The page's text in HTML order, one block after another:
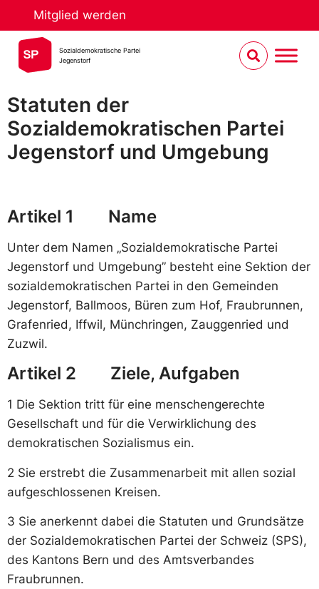
Mitglied werden
Sozialdemokratische Partei
Jegenstorf
Statuten der
Sozialdemokratischen Partei
Jegenstorf und Umgebung
Artikel 1 Name
Unter dem Namen „Sozialdemokratische Partei
Jegenstorf und Umgebung” besteht eine Sektion der
sozialdemokratischen Partei in den Gemeinden
Jegenstorf, Ballmoos, Büren zum Hof, Fraubrunnen,
Grafenried, Iffwil, Münchringen, Zauggenried und
Zuzwil.
Artikel 2 Ziele, Aufgaben
1 Die Sektion tritt für eine menschengerechte
Gesellschaft und für die Verwirklichung des
demokratischen Sozialismus ein.
2 Sie erstrebt die Zusammenarbeit mit allen sozial
aufgeschlossenen Kreisen.
3 Sie anerkennt dabei die Statuten und Grundsätze
der Sozialdemokratischen Partei der Schweiz (SPS),
des Kantons Bern und des Amtsverbandes
Fraubrunnen.